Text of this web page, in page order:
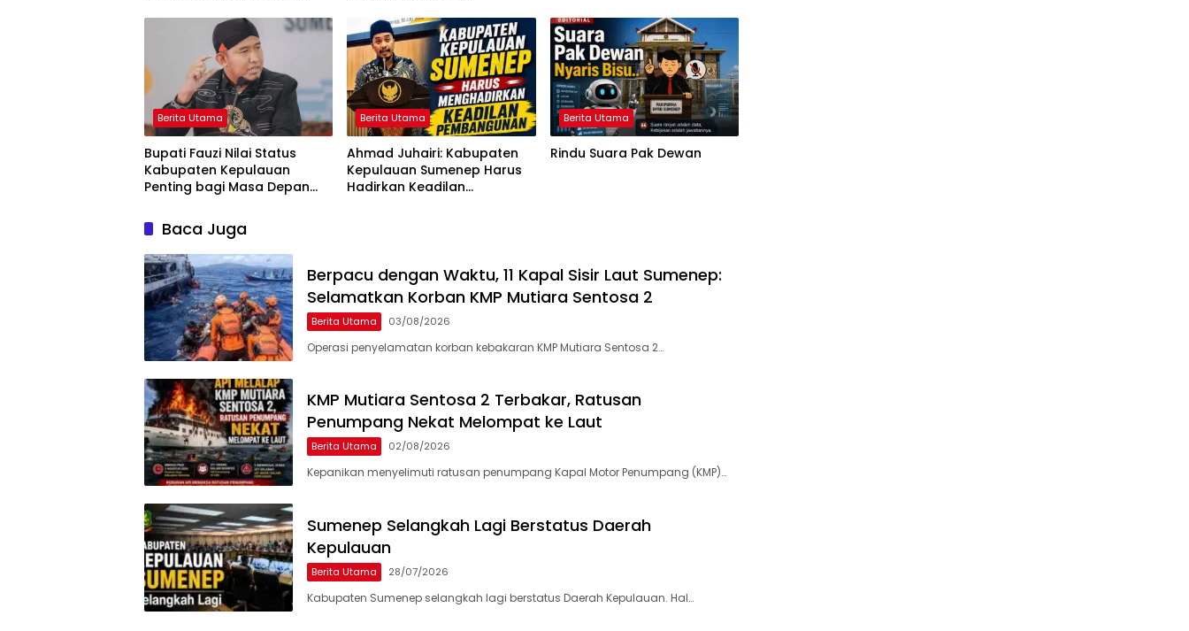
Berita Utama
Bupati Fauzi Nilai Status
Kabupaten Kepulauan
Penting bagi Masa Depan
Berita Utama
Ahmad Juhairi: Kabupaten
Kepulauan Sumenep Harus
Hadirkan Keadilan
Berita Utama
Rindu Suara Pak Dewan
Baca Juga
Berpacu dengan Waktu, 11 Kapal Sisir Laut Sumenep:
Selamatkan Korban KMP Mutiara Sentosa 2
Berita Utama 03/08/2026
Operasi penyelamatan korban kebakaran KMP Mutiara Sentosa 2…
KMP Mutiara Sentosa 2 Terbakar, Ratusan
Penumpang Nekat Melompat ke Laut
Berita Utama 02/08/2026
Kepanikan menyelimuti ratusan penumpang Kapal Motor Penumpang (KMP)…
Sumenep Selangkah Lagi Berstatus Daerah
Kepulauan
Berita Utama 28/07/2026
Kabupaten Sumenep selangkah lagi berstatus Daerah Kepulauan. Hal…